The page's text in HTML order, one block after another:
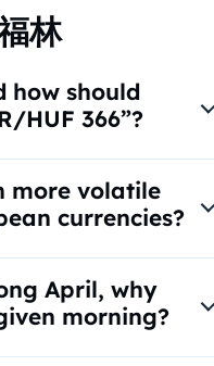
林
how should
HUF 366”?
forint
national currency. A
HUF
the forint is
strongu003e; if it goes
the forint is
more volatile
currencies?
open
sensitive to external
April, why
morning?